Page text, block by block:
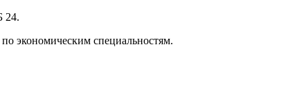
24.
экономическим специальностям.